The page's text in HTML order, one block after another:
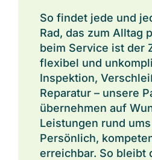
So findet jede und
Rad, das zum Alltag
beim Service ist der
flexibel und
Inspektion,
Reparatur – unsere
übernehmen auf
Leistungen rund
Persönlich,
erreichbar. So bleibt